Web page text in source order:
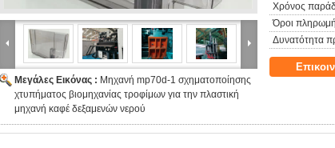
Μεγάλες Εικόνας : Μηχανή mp70d-1 σχηματοποίησης
χτυπήματος βιομηχανίας τροφίμων για την πλαστική
μηχανή καφέ δεξαμενών νερού
Χρόνος
Όροι
Δυνατότητα